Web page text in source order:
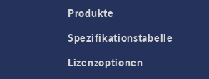
Produkte
Spezifikationstabelle
Lizenzoptionen